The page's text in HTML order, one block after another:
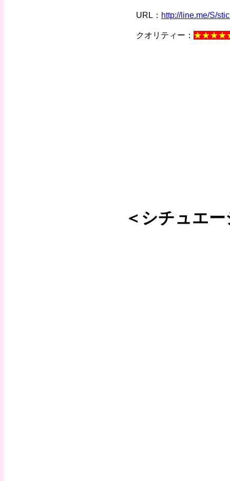
URL： http://line.me/S/
クオリティー：
＜シチュエ